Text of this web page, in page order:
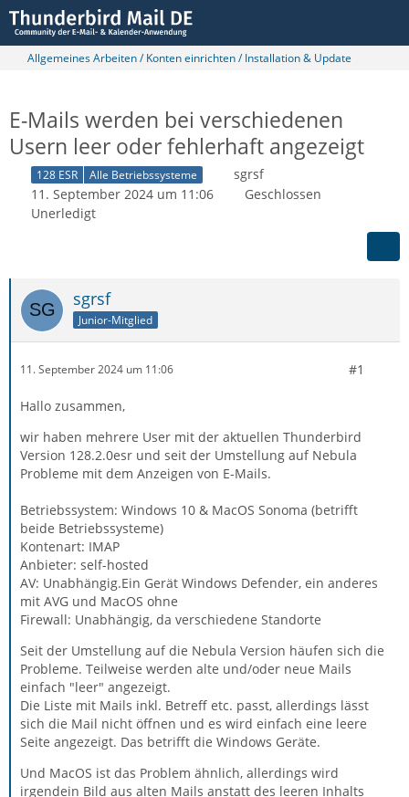
Allgemeines Arbeiten / Konten einrichten / Installation & Update
E-Mails werden bei verschiedenen
Usern leer oder fehlerhaft angezeigt
128 ESR Alle Betriebssysteme
sgrsf
11. September 2024 um 11:06
Geschlossen
Unerledigt
sgrsf
Junior-Mitglied
11. September 2024 um 11:06 #1
Hallo zusammen,
wir haben mehrere User mit der aktuellen Thunderbird
Version 128.2.0esr und seit der Umstellung auf Nebula
Probleme mit dem Anzeigen von E-Mails.
Betriebssystem: Windows 10 & MacOS Sonoma (betrifft
beide Betriebssysteme)
Kontenart: IMAP
Anbieter: self-hosted
AV: Unabhängig.Ein Gerät Windows Defender, ein anderes
mit AVG und MacOS ohne
Firewall: Unabhängig, da verschiedene Standorte
Seit der Umstellung auf die Nebula Version häufen sich die
Probleme. Teilweise werden alte und/oder neue Mails
einfach "leer" angezeigt.
Die Liste mit Mails inkl. Betreff etc. passt, allerdings lässt
sich die Mail nicht öffnen und es wird einfach eine leere
Seite angezeigt. Das betrifft die Windows Geräte.
Und MacOS ist das Problem ähnlich, allerdings wird
irgendein Bild aus alten Mails anstatt des leeren Inhalts